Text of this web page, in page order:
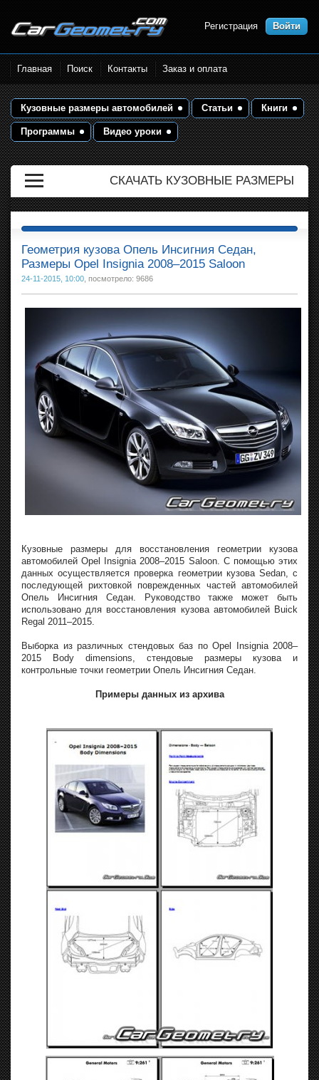
Размеры кузова автомобилей.
Контрольные точки и кузовные
размеры. Геометрия кузова
Регистрация Войти
Главная Поиск Контакты Заказ и оплата
Кузовные размеры автомобилей Статьи Книги
Программы Видео уроки
СКАЧАТЬ КУЗОВНЫЕ РАЗМЕРЫ
Геометрия кузова Опель Инсигния Седан,
Размеры Opel Insignia 2008–2015 Saloon
24-11-2015, 10:00 , посмотрело: 9686
Кузовные размеры для восстановления геометрии кузова
автомобилей Opel Insignia 2008–2015 Saloon. С помощью этих
данных осуществляется проверка геометрии кузова Sedan, с
последующей рихтовкой поврежденных частей автомобилей
Опель Инсигния Седан. Руководство также может быть
использовано для восстановления кузова автомобилей Buick
Regal 2011–2015.
Выборка из различных стендовых баз по Opel Insignia 2008–
2015 Body dimensions, стендовые размеры кузова и
контрольные точки геометрии Опель Инсигния Седан.
Примеры данных из архива